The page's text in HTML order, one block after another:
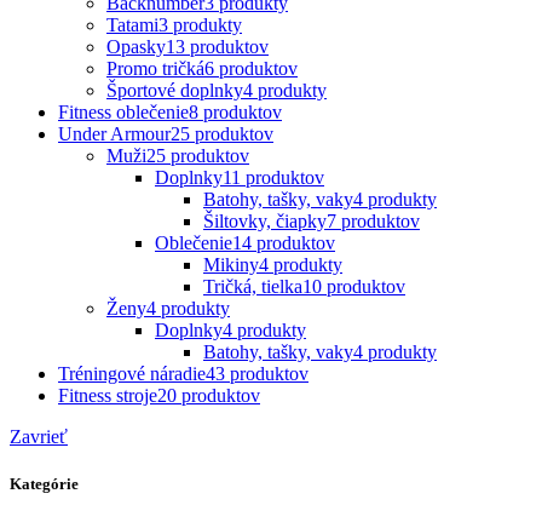
Tatami3 produkty
Opasky13 produktov
Promo tričká6 produktov
Športové doplnky4 produkty
Fitness oblečenie8 produktov
Under Armour25 produktov
Muži25 produktov
Doplnky11 produktov
Batohy, tašky, vaky4 produkty
Šiltovky, čiapky7 produktov
Oblečenie14 produktov
Mikiny4 produkty
Tričká, tielka10 produktov
Ženy4 produkty
Doplnky4 produkty
Batohy, tašky, vaky4 produkty
Tréningové náradie43 produktov
Fitness stroje20 produktov
Zavrieť
Kategórie